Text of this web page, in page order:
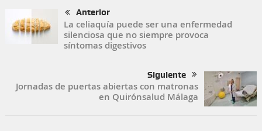
Anterior
La celiaquía puede ser una enfermedad
silenciosa que no siempre provoca
síntomas digestivos
Siguiente
Jornadas de puertas abiertas con matronas
en Quirónsalud Málaga